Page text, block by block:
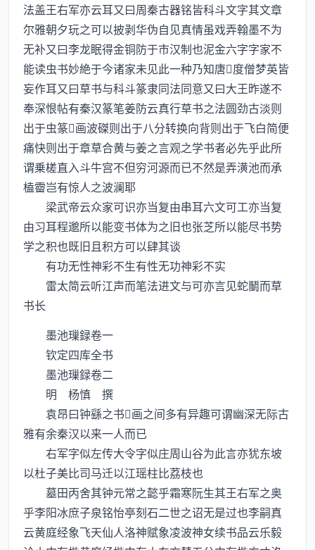
法盖王右军亦云耳又曰周秦古器铭皆科斗文字其文章
尔雅朝夕玩之可以披剥华伪自见真情虽戏弄翰墨不为
无补又曰李龙眠得金铜防于市汉制也泥金六字字家不
能读虫书妙絶于今诸家未见此一种乃知唐度僧梦英皆
妄作耳又曰草书与科斗篆隶同法同意又曰大王昨遂不
奉深恨帖有秦汉篆笔姜防云真行草书之法圆劲古淡则
出于虫篆画波磔则出于八分转换向背则出于飞白简便
痛快则出于章草合黄与姜之言观之学书者必先乎此所
谓乗槎直入斗牛宫不但穷河源而已不然是弄潢池而承
榼霤岂有惊人之波澜耶
梁武帝云众家可识亦当复由串耳六文可工亦当复
由习耳程邈所以能变书体为之旧也张芝所以能尽书势
学之积也既旧且积方可以肆其谈
有功无性神彩不生有性无功神彩不实
雷太简云听江声而笔法进文与可亦言见蛇鬭而草
书长
墨池璅録卷一
钦定四库全书
墨池璅録卷二
明 杨慎 撰
袁昂曰钟繇之书画之间多有异趣可谓幽深无际古
雅有余秦汉以来一人而已
右军字似左传大令字似庄周山谷为此言亦犹东坡
以杜子美比司马迁以江瑶柱比荔枝也
墓田丙舍其钟元常之懿乎霜寒阮生其王右军之奥
乎李阳冰庶子泉铭怡亭刻石二世之诏无是过也李嗣真
云黄庭经象飞天仙人洛神赋象凌波神女续书品云乐毅